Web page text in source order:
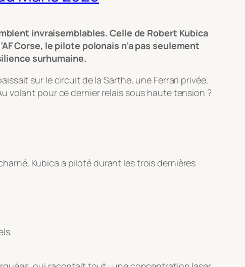
invraisemblables. Celle de Robert Kubica
Corse, le pilote polonais n’a pas seulement
surhumaine.
sur le circuit de la Sarthe, une Ferrari privée,
volant pour ce dernier relais sous haute tension ?
Kubica a piloté durant les trois dernières